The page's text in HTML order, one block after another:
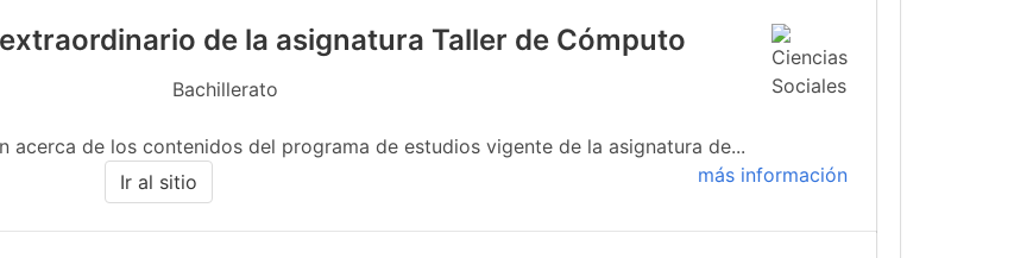
de la asignatura Taller de Cómputo
Bachillerato
acerca de los contenidos del programa de estudios vigente de la asignatura de...
más información
Ir al sitio